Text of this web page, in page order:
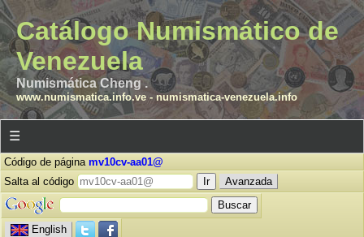
Catálogo Numismático de
Venezuela
Numismática Cheng .
www.numismatica.info.ve- numismatica-venezuela.info
☰
Código de página mv10cv-aa01@
Salta al código
Avanzada
English